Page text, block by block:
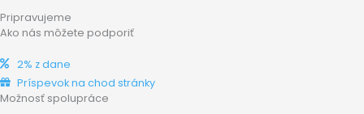
Pripravujeme
Ako nás môžete podporiť
2% z dane
Príspevok na chod stránky
Možnosť spolupráce